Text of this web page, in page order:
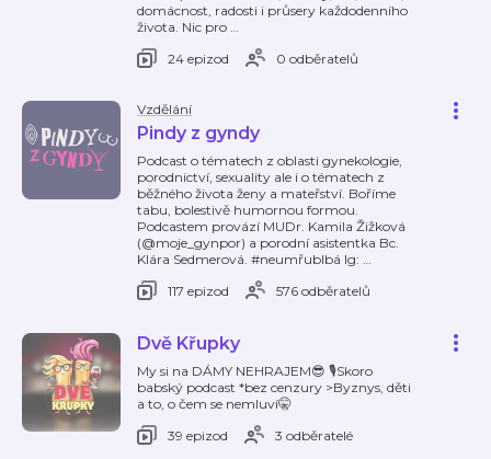
domácnost, radosti i průsery každodenního
života. Nic pro …
24 epizod
0 odběratelů
Vzdělání
Pindy z gyndy
Podcast o tématech z oblasti gynekologie,
porodnictví, sexuality ale i o tématech z
běžného života ženy a mateřství. Boříme
tabu, bolestivě humornou formou.
Podcastem provází MUDr. Kamila Žižková
(@moje_gynpor) a porodní asistentka Bc.
Klára Sedmerová. #neumřublbá Ig: …
117 epizod
576 odběratelů
Dvě Křupky
My si na DÁMY NEHRAJEM😎 🎙️Skoro
babský podcast *bez cenzury >Byznys, děti
a to, o čem se nemluví🤫
39 epizod
3 odběratelé